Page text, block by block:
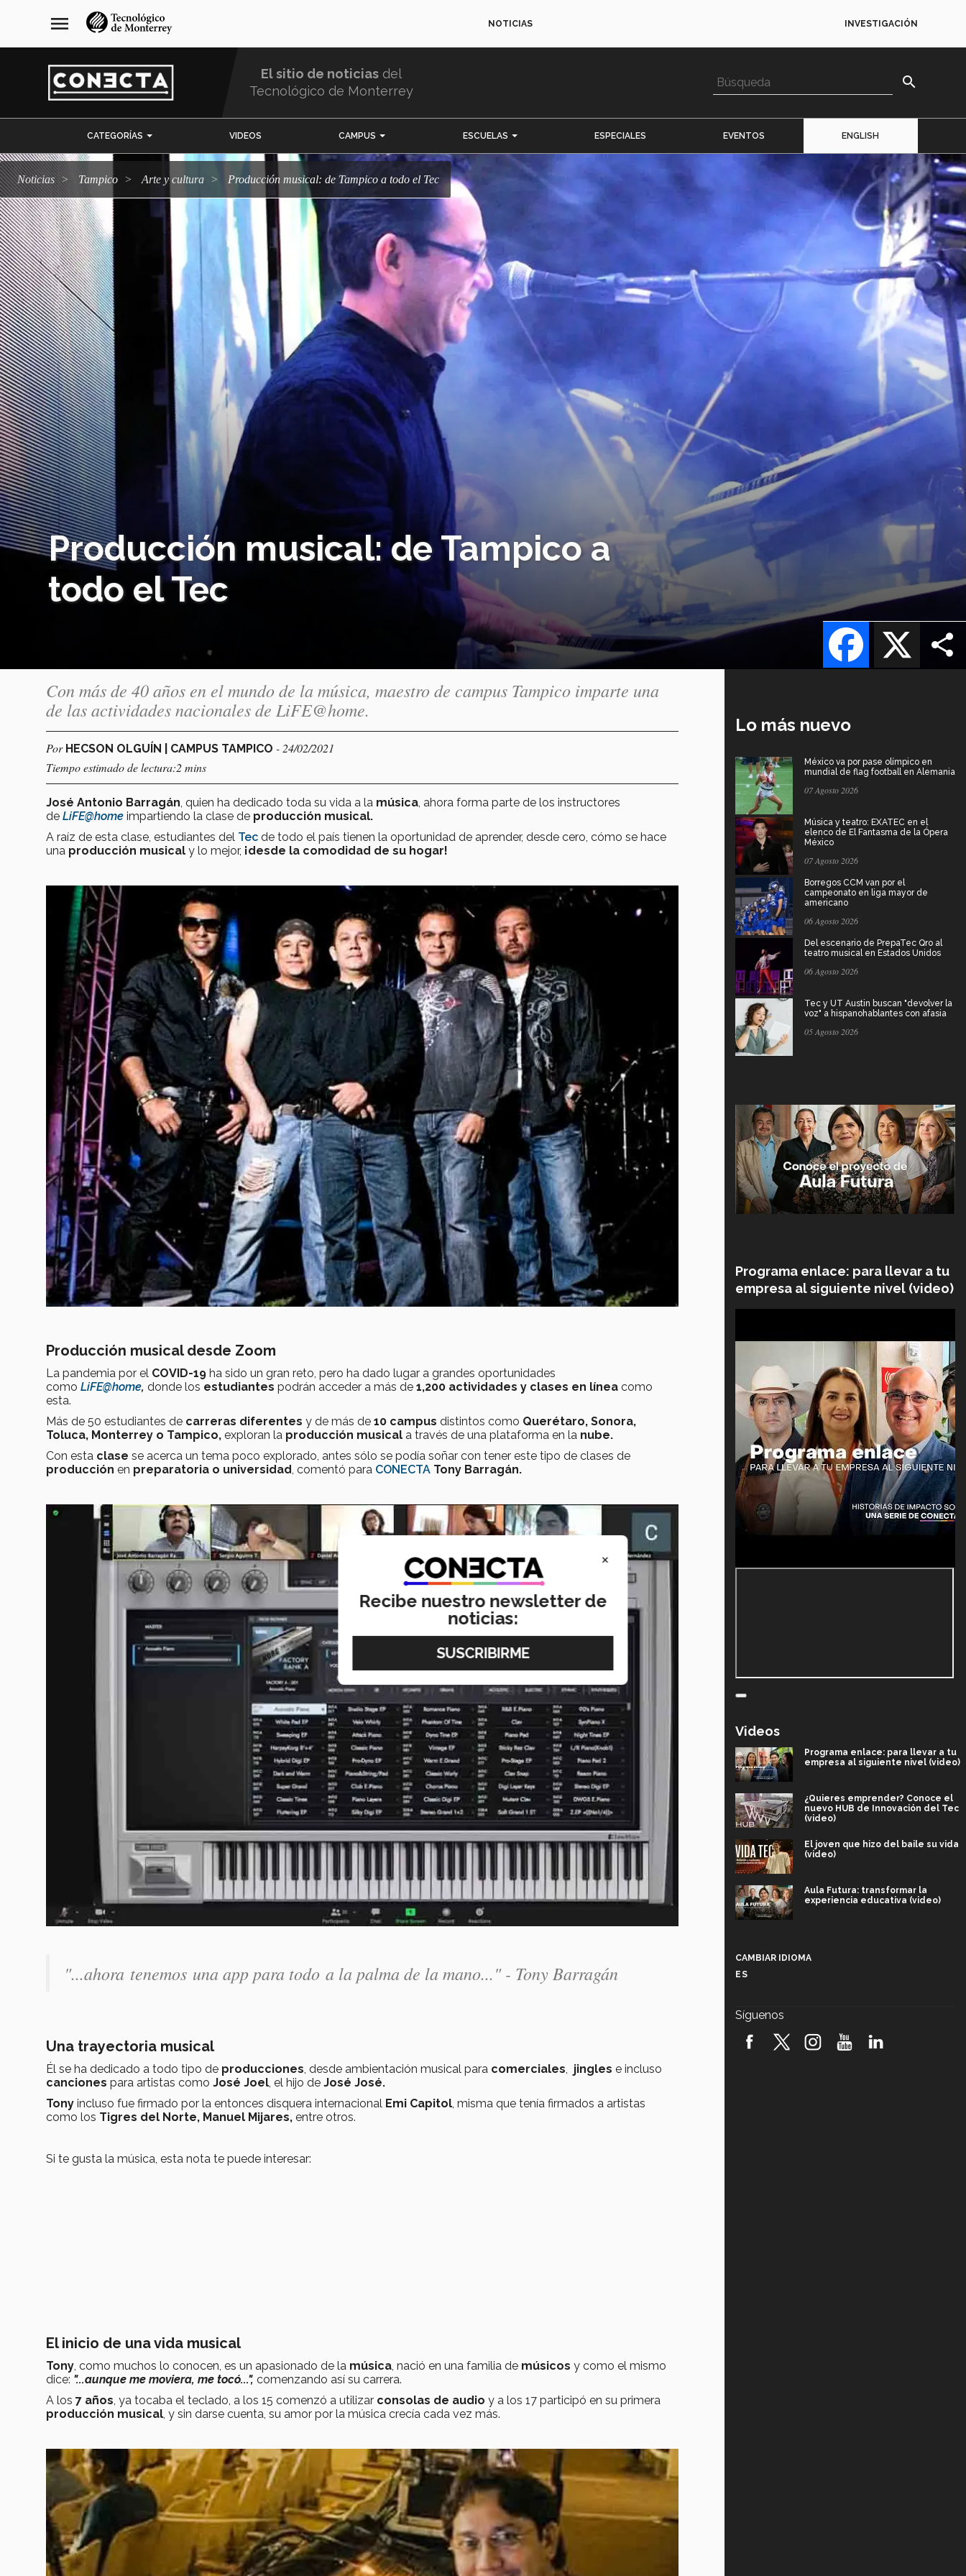
navegación
principal
menu NOTICIAS INVESTIGACIÓN
El sitio de noticias del
Tecnológico de Monterrey
search
CATEGORÍAS VIDEOS CAMPUS ESCUELAS ESPECIALES EVENTOS ENGLISH
Noticias Tampico arte y cultura Producción musical: de Tampico a todo el Tec
Producción musical: de Tampico a
todo el Tec
X
Facebook
Con más de 40 años en el mundo de la música, maestro de campus Tampico imparte una
de las actividades nacionales de LiFE@home.
Por HECSON OLGUÍN | CAMPUS TAMPICO - 24/02/2021
Tiempo estimado de lectura:2 mins
José Antonio Barragán , quien ha dedicado toda su vida a la música , ahora forma parte de los instructores
de LiFE@home impartiendo la clase de producción musical.
A raíz de esta clase, estudiantes del Tec de todo el país tienen la oportunidad de aprender, desde cero, cómo se hace
una producción musical y lo mejor, ¡desde la comodidad de su hogar!
Producción musical desde Zoom
La pandemia por el COVID-19 ha sido un gran reto, pero ha dado lugar a grandes oportunidades
como LiFE@home, donde los estudiantes podrán acceder a más de 1,200 actividades y clases en línea como
esta.
Más de 50 estudiantes de carreras diferentes y de más de 10 campus distintos como Querétaro, Sonora,
Toluca, Monterrey o Tampico, exploran la producción musical a través de una plataforma en la nube.
Con esta clase se acerca un tema poco explorado, antes sólo se podía soñar con tener este tipo de clases de
producción en preparatoria o universidad, comentó para CONECTA Tony Barragán.
"...ahora tenemos una app para todo a la palma de la mano..." - Tony Barragán
Una trayectoria musical
Él se ha dedicado a todo tipo de producciones, desde ambientación musical para comerciales, jingles e incluso
canciones para artistas como José Joel, el hijo de José José.
Tony incluso fue firmado por la entonces disquera internacional Emi Capitol, misma que tenía firmados a artistas
como los Tigres del Norte, Manuel Mijares, entre otros.
Si te gusta la música, esta nota te puede interesar:
El inicio de una vida musical
Tony, como muchos lo conocen, es un apasionado de la música, nació en una familia de músicos y como el mismo
dice: "...aunque me moviera, me tocó...", comenzando así su carrera.
A los 7 años, ya tocaba el teclado, a los 15 comenzó a utilizar consolas de audio y a los 17 participó en su primera
producción musical, y sin darse cuenta, su amor por la música crecía cada vez más.
Lo más nuevo
México va por pase olímpico en
mundial de flag football en Alemania
07 Agosto 2026
Música y teatro: EXATEC en el
elenco de El Fantasma de la Ópera
México
07 Agosto 2026
Borregos CCM van por el
campeonato en liga mayor de
americano
06 Agosto 2026
Del escenario de PrepaTec Qro al
teatro musical en Estados Unidos
06 Agosto 2026
Tec y UT Austin buscan "devolver la
voz" a hispanohablantes con afasia
05 Agosto 2026
Programa enlace: para llevar a tu
empresa al siguiente nivel (video)
Videos
Programa enlace: para llevar a tu
empresa al siguiente nivel (video)
¿Quieres emprender? Conoce el
nuevo HUB de Innovación del Tec
(video)
El joven que hizo del baile su vida
(video)
Aula Futura: transformar la
experiencia educativa (video)
robótica FIRST 2026! (video)
CAMBIAR IDIOMA
ES
Síguenos
×
Recibe nuestro newsletter de
noticias: